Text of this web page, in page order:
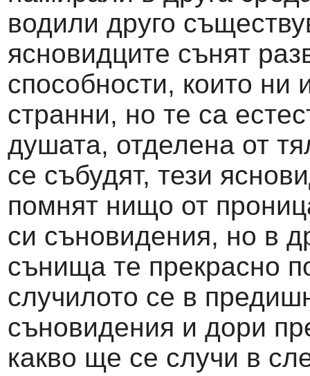
водили друго
ясновидците сънят
способности, които ни
странни, но те са
душата, отделена от
се събудят, тези
помнят нищо от
си съновидения, но в
сънища те прекрасно
случилото се в
съновидения и дори
какво ще се случи в